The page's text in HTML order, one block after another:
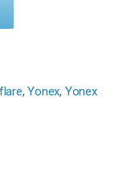
,Yonex, Yonex